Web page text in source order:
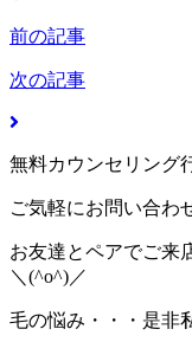
前の記事
次の記事
無料カウンセリング
ご気軽にお問い合わ
お友達とペアでご来
＼(^o^)／
毛の悩み・・・是非